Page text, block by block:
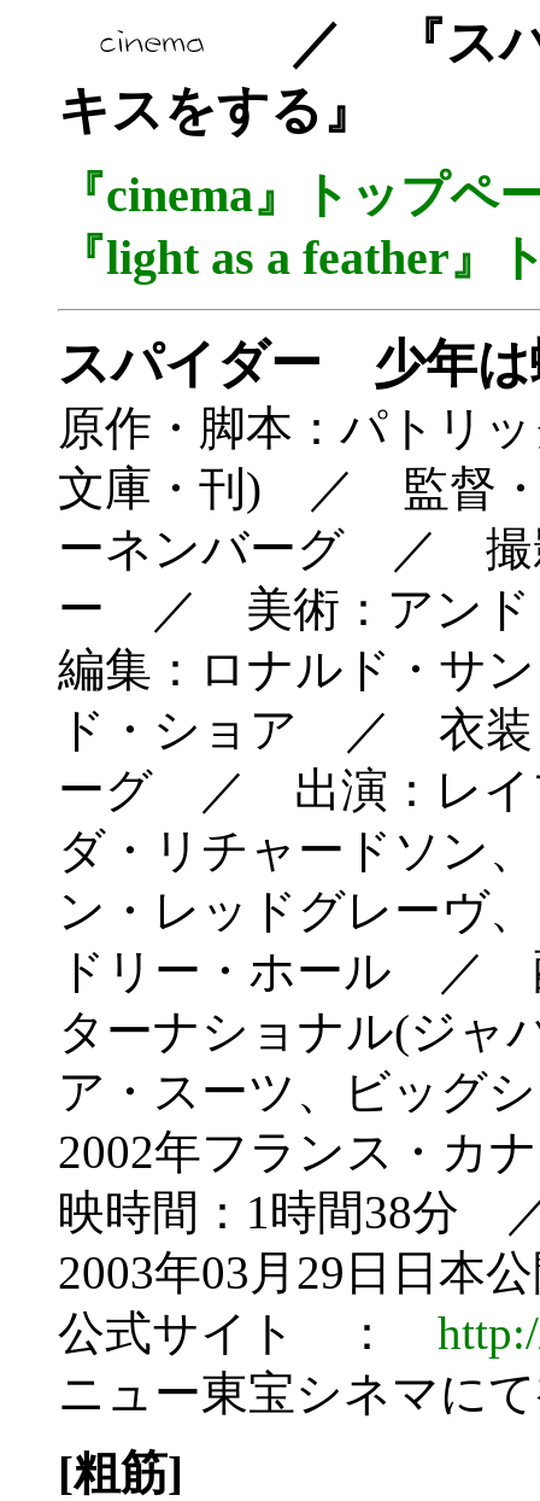
／ 『スパ
キスをする』
『cinema』トップペ
『light as a feather
スパイダー 少年は
原作・脚本：パトリ
文庫・刊) ／ 監督・
ーネンバーグ ／ 撮
ー ／ 美術：アン
編集：ロナルド・サ
ド・ショア ／ 衣装
ーグ ／ 出演：レイ
ダ・リチャードソン
ン・レッドグレーヴ
ドリー・ホール ／
ターナショナル(ジ
ア・スーツ、ビッグ
2002年フランス・
映時間：1時間38分
2003年03月29日日本
公式サイト ：
ニュー東宝シネマに
[粗筋]